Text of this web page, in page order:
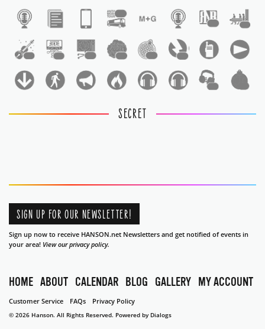
SECRET
SIGN UP FOR OUR NEWSLETTER!
Sign up now to receive HANSON.net Newsletters and get notified of events in
your area! View our privacy policy.
HOME ABOUT CALENDAR BLOG GALLERY MY ACCOUNT
Customer Service FAQs Privacy Policy
© 2026 Hanson. All Rights Reserved. Powered by Dialogs